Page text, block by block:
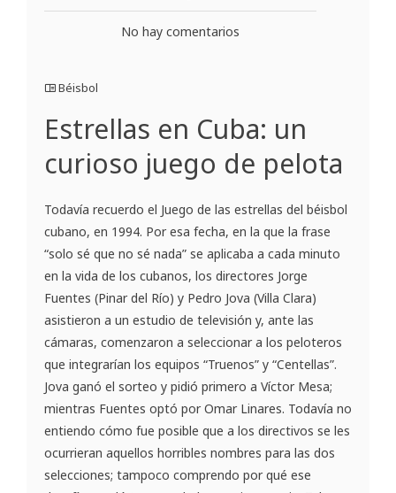
No hay comentarios
Béisbol
Estrellas en Cuba: un
curioso juego de pelota
Todavía recuerdo el Juego de las estrellas del béisbol
cubano, en 1994. Por esa fecha, en la que la frase
“solo sé que no sé nada” se aplicaba a cada minuto
en la vida de los cubanos, los directores Jorge
Fuentes (Pinar del Río) y Pedro Jova (Villa Clara)
asistieron a un estudio de televisión y, ante las
cámaras, comenzaron a seleccionar a los peloteros
que integrarían los equipos “Truenos” y “Centellas”.
Jova ganó el sorteo y pidió primero a Víctor Mesa;
mientras Fuentes optó por Omar Linares. Todavía no
entiendo cómo fue posible que a los directivos se les
ocurrieran aquellos horribles nombres para las dos
selecciones; tampoco comprendo por qué ese